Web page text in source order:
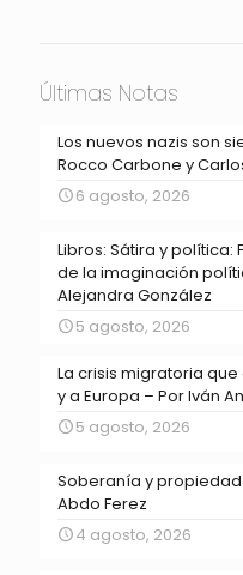
Últimas Notas
Los nuevos nazis son
Rocco Carbone y
6 agosto, 2026
Libros: Sátira y política:
de la imaginación
Alejandra González
5 agosto, 2026
La crisis migratoria
y a Europa – Por Iván
5 agosto, 2026
Soberanía y propiedad
Abdo Ferez
4 agosto, 2026